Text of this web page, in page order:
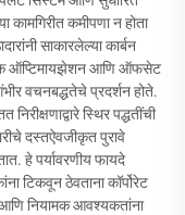
कामगिरीत कमीपणा न होता
साकारलेल्या कार्बन
ऑप्टिमायझेशन आणि ऑफसेट
वचनबद्धतेचे प्रदर्शन होते.
स्थिर पद्धतींची
दस्तऐवजीकृत पुरावे
हे पर्यावरणीय फायदे
टिकवून ठेवताना कॉर्पोरेट
आणि नियामक आवश्यकतांना